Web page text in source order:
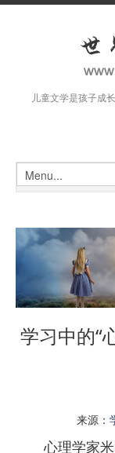
儿童文学是孩子成
学习中的“
来源：
心理学家米